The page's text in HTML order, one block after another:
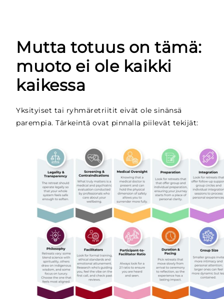
Mutta totuus on tämä:
muoto ei ole kaikki
kaikessa
Yksityiset tai ryhmäretriitit eivät ole sinänsä
parempia. Tärkeintä ovat pinnalla piilevät tekijät: